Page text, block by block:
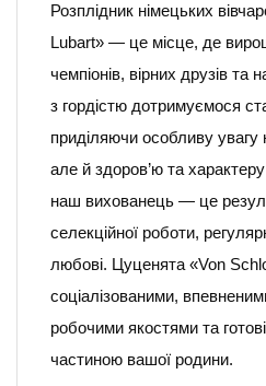
Розплідник німецьких
Lubart» — це місце, де
чемпіонів, вірних друзів та
з гордістю дотримуємося
приділяючи особливу увагу
але й здоров’ю та
наш вихованець — це
селекційної роботи,
любові. Цуценята «Von
соціалізованими,
робочими якостями та
частиною вашої родини.